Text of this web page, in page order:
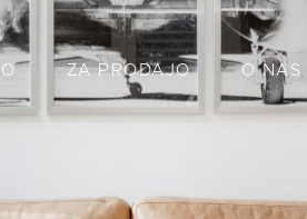
ZA PRODAJO O NAS